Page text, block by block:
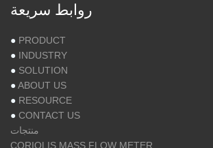
روابط سريعة
● PRODUCT
● INDUSTRY
● SOLUTION
●ABOUT US
● RESOURCE
● CONTACT US
منتجات
CORIOLIS MASS FLOW METER